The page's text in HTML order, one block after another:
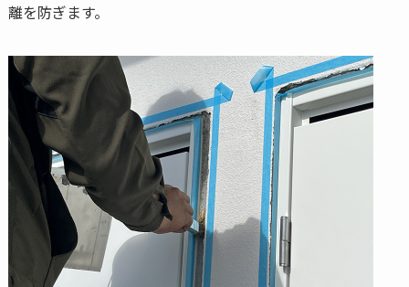
離を防ぎます。